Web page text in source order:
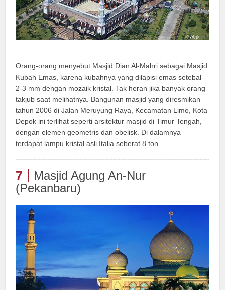
Orang-orang menyebut Masjid Dian Al-Mahri sebagai Masjid
Kubah Emas, karena kubahnya yang dilapisi emas setebal
2-3 mm dengan mozaik kristal. Tak heran jika banyak orang
takjub saat melihatnya. Bangunan masjid yang diresmikan
tahun 2006 di Jalan Meruyung Raya, Kecamatan Limo, Kota
Depok ini terlihat seperti arsitektur masjid di Timur Tengah,
dengan elemen geometris dan obelisk. Di dalamnya
terdapat lampu kristal asli Italia seberat 8 ton.
7
Masjid Agung An-Nur
(Pekanbaru)